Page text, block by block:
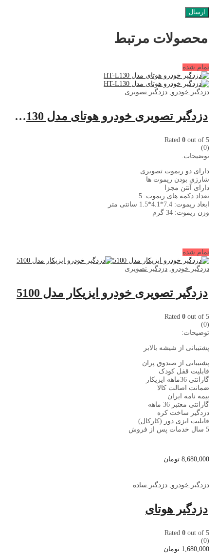
محصولات مرتبط
تمام شده
دزدگیر خودرو, دزدگیر تصویری
دزدگیر تصویری خودرو هوتای مدل HT-L130
Rated 0 out of 5
(0)
توضیحات:
دارای دو ریموت تصویری
شارژی بودن ریموت ها
دارای آنتن مجزا
تعداد دکمه های ریموت: 5
ابعاد ریموت: 7.4*4.1*1.5 سانتی متر
وزن ریموت: 34 گرم
تمام شده
دزدگیر خودرو, دزدگیر تصویری
دزدگیر تصویری خودرو ایزیکار مدل 5100
Rated 0 out of 5
(0)
توضیحات:
پشتیبانی از شیشه بالابر
پشتیبانی از صندوق پران
قابلیت قفل کودک
گارانتی 36ماهه ایزیکار
ضمانت اصالت کالا
بیمه نامه ایران
گارانتی معتبر 36 ماهه
دزدگیر ساخت کره
قابلیت ایزی دور (کارکال)
5 سال خدمات پس از فروش
8,680,000 تومان
دزدگیر خودرو, دزدگیر ساده
دزدگیر هوتای
Rated 0 out of 5
(0)
1,680,000 تومان